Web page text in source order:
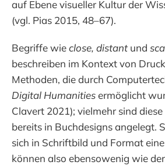
auf Ebene visueller Kultur der
(vgl. Pias 2015, 48–67).
Begriffe wieclose, distantund
beschreiben im Kontext von
Methoden, die durch
Digital Humanitiesermöglicht
Clavert 2021); vielmehr sind
bereits in Buchdesigns angelegt.
sich in Schriftbild und Format
können also ebensowenig wie